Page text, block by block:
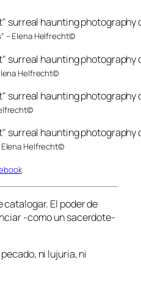
– Elena Helfrecht©
Helfrecht©
Elena Helfrecht©
catalogar. El poder de
-como un sacerdote-
ni lujuria, ni